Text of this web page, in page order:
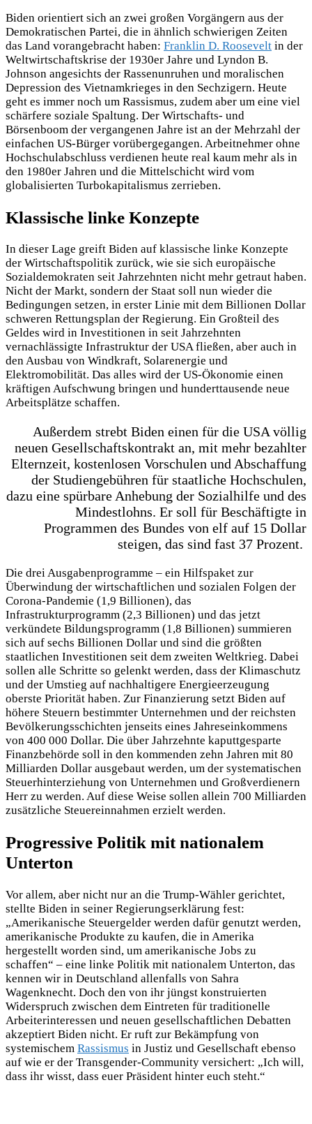
Biden orientiert sich an zwei großen Vorgängern aus der
Demokratischen Partei, die in ähnlich schwierigen Zeiten
das Land vorangebracht haben: Franklin D. Roosevelt in der
Weltwirtschaftskrise der 1930er Jahre und Lyndon B.
Johnson angesichts der Rassenunruhen und moralischen
Depression des Vietnamkrieges in den Sechzigern. Heute
geht es immer noch um Rassismus, zudem aber um eine viel
schärfere soziale Spaltung. Der Wirtschafts- und
Börsenboom der vergangenen Jahre ist an der Mehrzahl der
einfachen US-Bürger vorübergegangen. Arbeitnehmer ohne
Hochschulabschluss verdienen heute real kaum mehr als in
den 1980er Jahren und die Mittelschicht wird vom
globalisierten Turbokapitalismus zerrieben.
Klassische linke Konzepte
In dieser Lage greift Biden auf klassische linke Konzepte
der Wirtschaftspolitik zurück, wie sie sich europäische
Sozialdemokraten seit Jahrzehnten nicht mehr getraut haben.
Nicht der Markt, sondern der Staat soll nun wieder die
Bedingungen setzen, in erster Linie mit dem Billionen Dollar
schweren Rettungsplan der Regierung. Ein Großteil des
Geldes wird in Investitionen in seit Jahrzehnten
vernachlässigte Infrastruktur der USA fließen, aber auch in
den Ausbau von Windkraft, Solarenergie und
Elektromobilität. Das alles wird der US-Ökonomie einen
kräftigen Aufschwung bringen und hunderttausende neue
Arbeitsplätze schaffen.
Außerdem strebt Biden einen für die USA völlig
neuen Gesellschaftskontrakt an, mit mehr bezahlter
Elternzeit, kostenlosen Vorschulen und Abschaffung
der Studiengebühren für staatliche Hochschulen,
dazu eine spürbare Anhebung der Sozialhilfe und des
Mindestlohns. Er soll für Beschäftigte in
Programmen des Bundes von elf auf 15 Dollar
steigen, das sind fast 37 Prozent.
Die drei Ausgabenprogramme – ein Hilfspaket zur
Überwindung der wirtschaftlichen und sozialen Folgen der
Corona-Pandemie (1,9 Billionen), das
Infrastrukturprogramm (2,3 Billionen) und das jetzt
verkündete Bildungsprogramm (1,8 Billionen) summieren
sich auf sechs Billionen Dollar und sind die größten
staatlichen Investitionen seit dem zweiten Weltkrieg. Dabei
sollen alle Schritte so gelenkt werden, dass der Klimaschutz
und der Umstieg auf nachhaltigere Energieerzeugung
oberste Priorität haben. Zur Finanzierung setzt Biden auf
höhere Steuern bestimmter Unternehmen und der reichsten
Bevölkerungsschichten jenseits eines Jahreseinkommens
von 400 000 Dollar. Die über Jahrzehnte kaputtgesparte
Finanzbehörde soll in den kommenden zehn Jahren mit 80
Milliarden Dollar ausgebaut werden, um der systematischen
Steuerhinterziehung von Unternehmen und Großverdienern
Herr zu werden. Auf diese Weise sollen allein 700 Milliarden
zusätzliche Steuereinnahmen erzielt werden.
Progressive Politik mit nationalem
Unterton
Vor allem, aber nicht nur an die Trump-Wähler gerichtet,
stellte Biden in seiner Regierungserklärung fest:
„Amerikanische Steuergelder werden dafür genutzt werden,
amerikanische Produkte zu kaufen, die in Amerika
hergestellt worden sind, um amerikanische Jobs zu
schaffen“ – eine linke Politik mit nationalem Unterton, das
kennen wir in Deutschland allenfalls von Sahra
Wagenknecht. Doch den von ihr jüngst konstruierten
Widerspruch zwischen dem Eintreten für traditionelle
Arbeiterinteressen und neuen gesellschaftlichen Debatten
akzeptiert Biden nicht. Er ruft zur Bekämpfung von
systemischem Rassismus in Justiz und Gesellschaft ebenso
auf wie er der Transgender-Community versichert: „Ich will,
dass ihr wisst, dass euer Präsident hinter euch steht.“